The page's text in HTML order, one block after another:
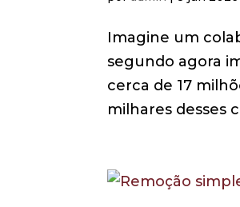
Imagine um
segundo agora
cerca de 17
milhares desses